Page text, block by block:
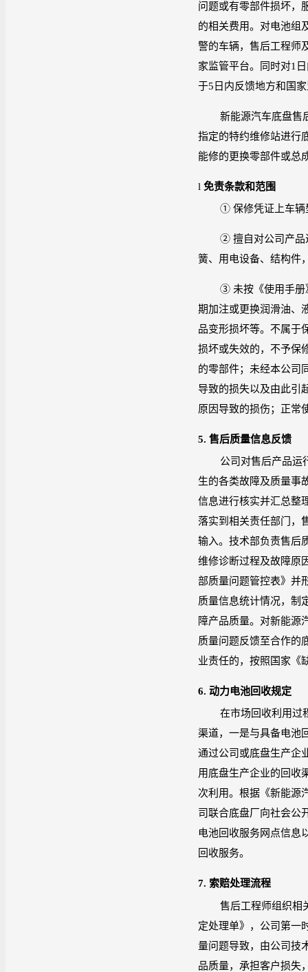
问题或有零部件损坏，
的相关费用。对电池组
警的车辆，售后工程师
家监管平台。同时对1
于5 日内反馈地方和国
新能源汽车底盘售
指定的特约维修站进行
能修的更换零部件或总
l 免责条款和范围
① 保修凭证上车辆
② 擅自对公司产品
簧、用电设备、结构件
③ 未按《使用手册
期加注或更换润滑油、
品变形损坏等。不属于
损坏或失效的，不予保
的零部件；未经本公司
导致的损失以及由此引
原因导致的损伤；正常
5. 售后质量信息反馈
公司对售后产品运
生的各类故障及质量事
信息进行核实并汇总整
落实到相关责任部门，
输入。技术部负责售后
维修诊断过程及故障原
部质量问题管控表》并
质量信息统计情况，制
障产品质量。对新能源
质量问题反馈至合作的
业责任的，按照国家《
6. 动力电池回收规定
在市场回收利用过
渠道，一是与具备电池
通过公司或底盘生产企
用底盘生产企业的回收
次利用。根据《新能源
司联合底盘厂向社会公
电池回收服务网点信息
回收服务。
7. 索赔处理流程
售后工程师组织相
定处理单》，公司第一
量问题导致，由公司技
品质量，承担客户损失